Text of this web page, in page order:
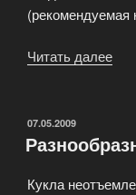
(рекомендуемая
Читать далее
ОПУБЛИКОВАНО
07.05.2009
Кукла